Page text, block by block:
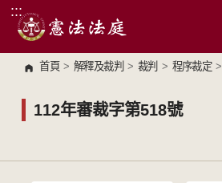
跳到主要內容區塊
:::
首頁 > 解釋及裁判 > 裁判 > 程序裁定 >
112年審裁字第518號